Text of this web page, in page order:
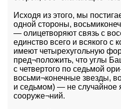
Исходя из этого, мы
одной стороны,
— олицетворяют связь с
единство всего и всякого
имеют четырехугольную
пред¬положить, что углы
с четвертого по седьмой
восьми¬конечные звезды,
и седьмом) — не случайное
сооруже¬ний.